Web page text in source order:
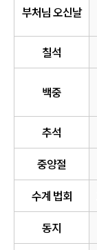
부처님 오신날
칠석
백중
추석
중양절
수계 법회
동지